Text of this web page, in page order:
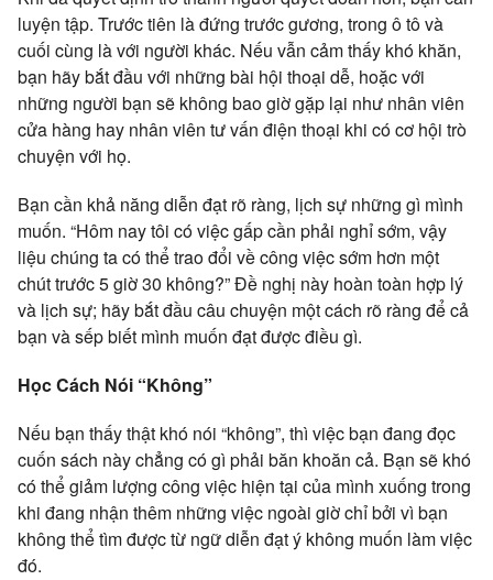
luyện tập. Trước tiên là đứng trước gương, trong ô tô và
cuối cùng là với người khác. Nếu vẫn cảm thấy khó khăn,
bạn hãy bắt đầu với những bài hội thoại dễ, hoặc với
những người bạn sẽ không bao giờ gặp lại như nhân viên
cửa hàng hay nhân viên tư vấn điện thoại khi có cơ hội trò
chuyện với họ.
Bạn cần khả năng diễn đạt rõ ràng, lịch sự những gì mình
muốn. “Hôm nay tôi có việc gấp cần phải nghỉ sớm, vậy
liệu chúng ta có thể trao đổi về công việc sớm hơn một
chút trước 5 giờ 30 không?” Đề nghị này hoàn toàn hợp lý
và lịch sự; hãy bắt đầu câu chuyện một cách rõ ràng để cả
bạn và sếp biết mình muốn đạt được điều gì.
Học Cách Nói “Không”
Nếu bạn thấy thật khó nói “không”, thì việc bạn đang đọc
cuốn sách này chẳng có gì phải băn khoăn cả. Bạn sẽ khó
có thể giảm lượng công việc hiện tại của mình xuống trong
khi đang nhận thêm những việc ngoài giờ chỉ bởi vì bạn
không thể tìm được từ ngữ diễn đạt ý không muốn làm việc
đó.